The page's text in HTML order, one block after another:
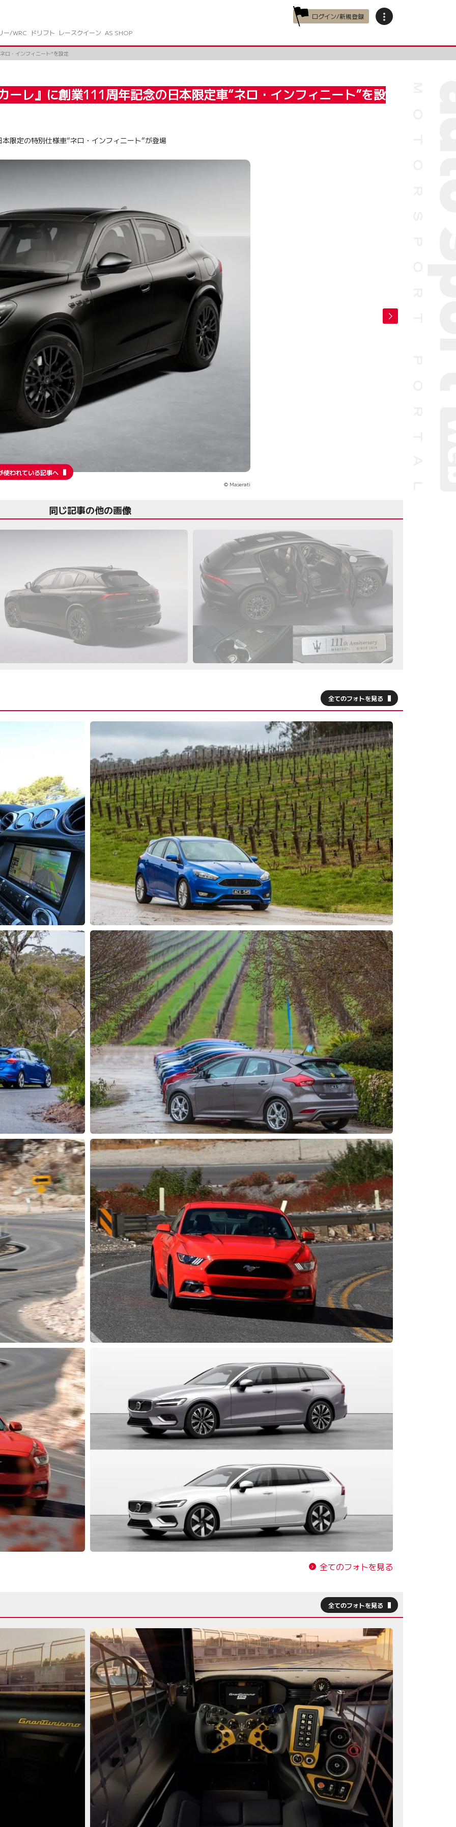
ログイン/新規登録
ー/WRC
ドリフト レースクイーン AS SHOP
ロ・インフィニート”を設定
ーレ』に創業111周年記念の日本限定車“ネロ・インフィニート”を設
限定の特別仕様車“ネロ・インフィニート”が登場
使われている記事へ
© Maserati
同じ記事の他の画像
全てのフォトを見る
全てのフォトを見る
全てのフォトを見る